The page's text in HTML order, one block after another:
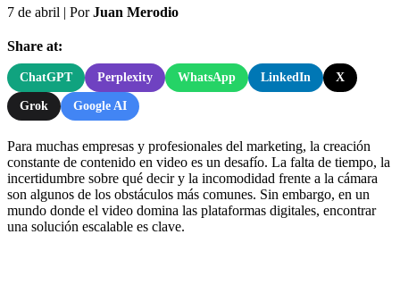
7 de abril | PorJuan Merodio
Share at:
ChatGPT Perplexity WhatsApp LinkedIn X
Grok Google AI
Para muchas empresas y profesionales del marketing, la creación
constante de contenido en video es un desafío. La falta de tiempo, la
incertidumbre sobre qué decir y la incomodidad frente a la cámara
son algunos de los obstáculos más comunes. Sin embargo, en un
mundo donde el video domina las plataformas digitales, encontrar
una solución escalable es clave.